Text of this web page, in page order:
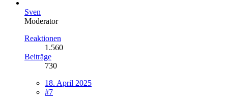
Sven
Moderator
Reaktionen
1.560
Beiträge
730
18. April 2025
#7